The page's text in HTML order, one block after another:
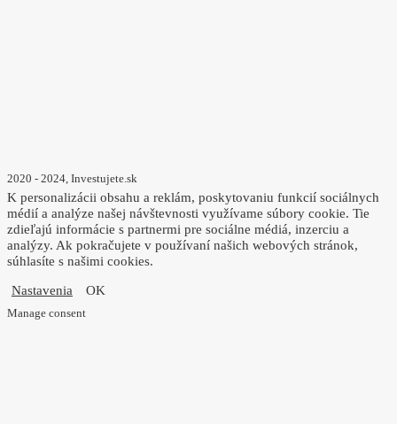
2020 - 2024, Investujete.sk
K personalizácii obsahu a reklám, poskytovaniu funkcií sociálnych
médií a analýze našej návštevnosti využívame súbory cookie. Tie
zdieľajú informácie s partnermi pre sociálne médiá, inzerciu a
analýzy. Ak pokračujete v používaní našich webových stránok,
súhlasíte s našimi cookies.
Nastavenia OK
Manage consent